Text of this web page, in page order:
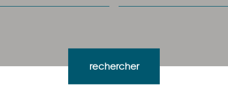
rechercher